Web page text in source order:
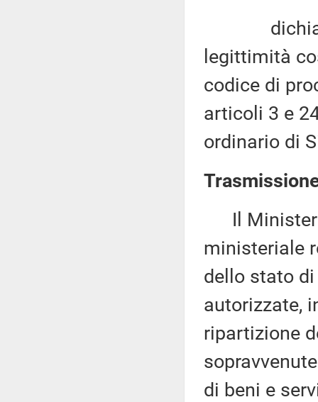
dichiara
legittimità
codice di
articoli 3 e
ordinario di
Il
ministeriale
dello stato
autorizzate,
ripartizione
di beni e